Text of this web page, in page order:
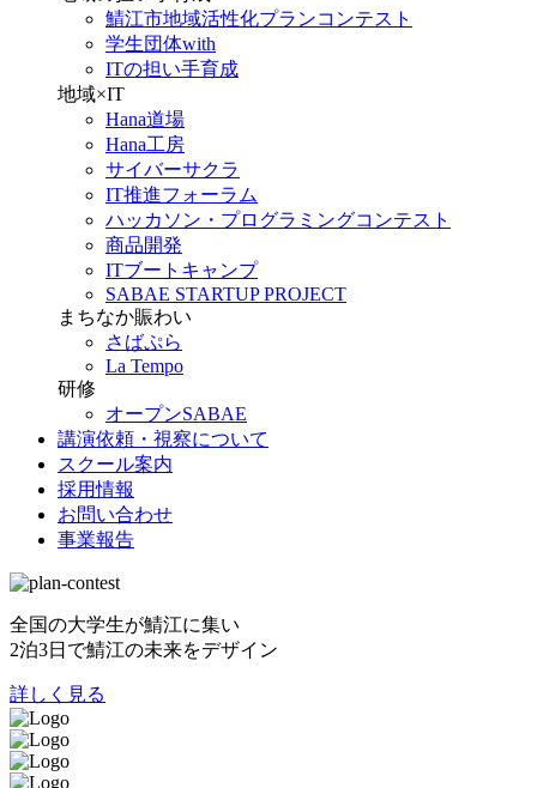
鯖江市地域活性化プランコンテスト
学生団体with
ITの担い手育成
地域×IT
Hana道場
Hana工房
サイバーサクラ
IT推進フォーラム
ハッカソン・プログラミングコンテスト
商品開発
ITブートキャンプ
SABAE STARTUP PROJECT
まちなか賑わい
さばぷら
La Tempo
研修
オープンSABAE
講演依頼・視察について
スクール案内
採用情報
お問い合わせ
事業報告
全国の大学生が鯖江に集い
2泊3日で鯖江の未来をデザイン
詳しく見る